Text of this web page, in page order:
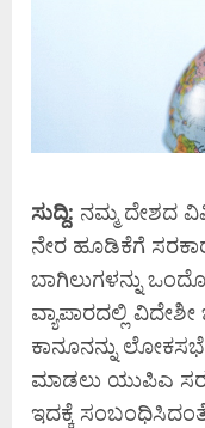
ಸುದ್ದಿ: ನಮ್ಮ ದೇಶದ
ನೇರ ಹೂಡಿಕೆಗೆ
ಬಾಗಿಲುಗಳನ್ನು
ವ್ಯಾಪಾರದಲ್ಲಿ
ಕಾನೂನನ್ನು
ಮಾಡಲು ಯುಪಿಎ
ಇದಕ್ಕೆ ಸಂಬಂಧಿಸಿದಂತೆ